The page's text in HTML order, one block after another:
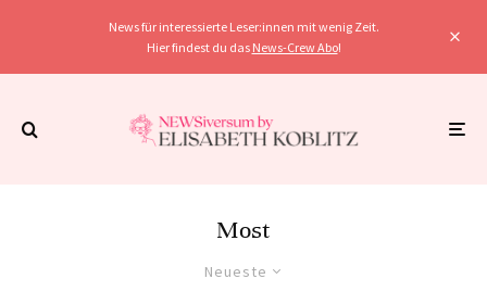
News für interessierte Leser:innen mit wenig Zeit.
Hier findest du das News-Crew Abo!
Most
Neueste